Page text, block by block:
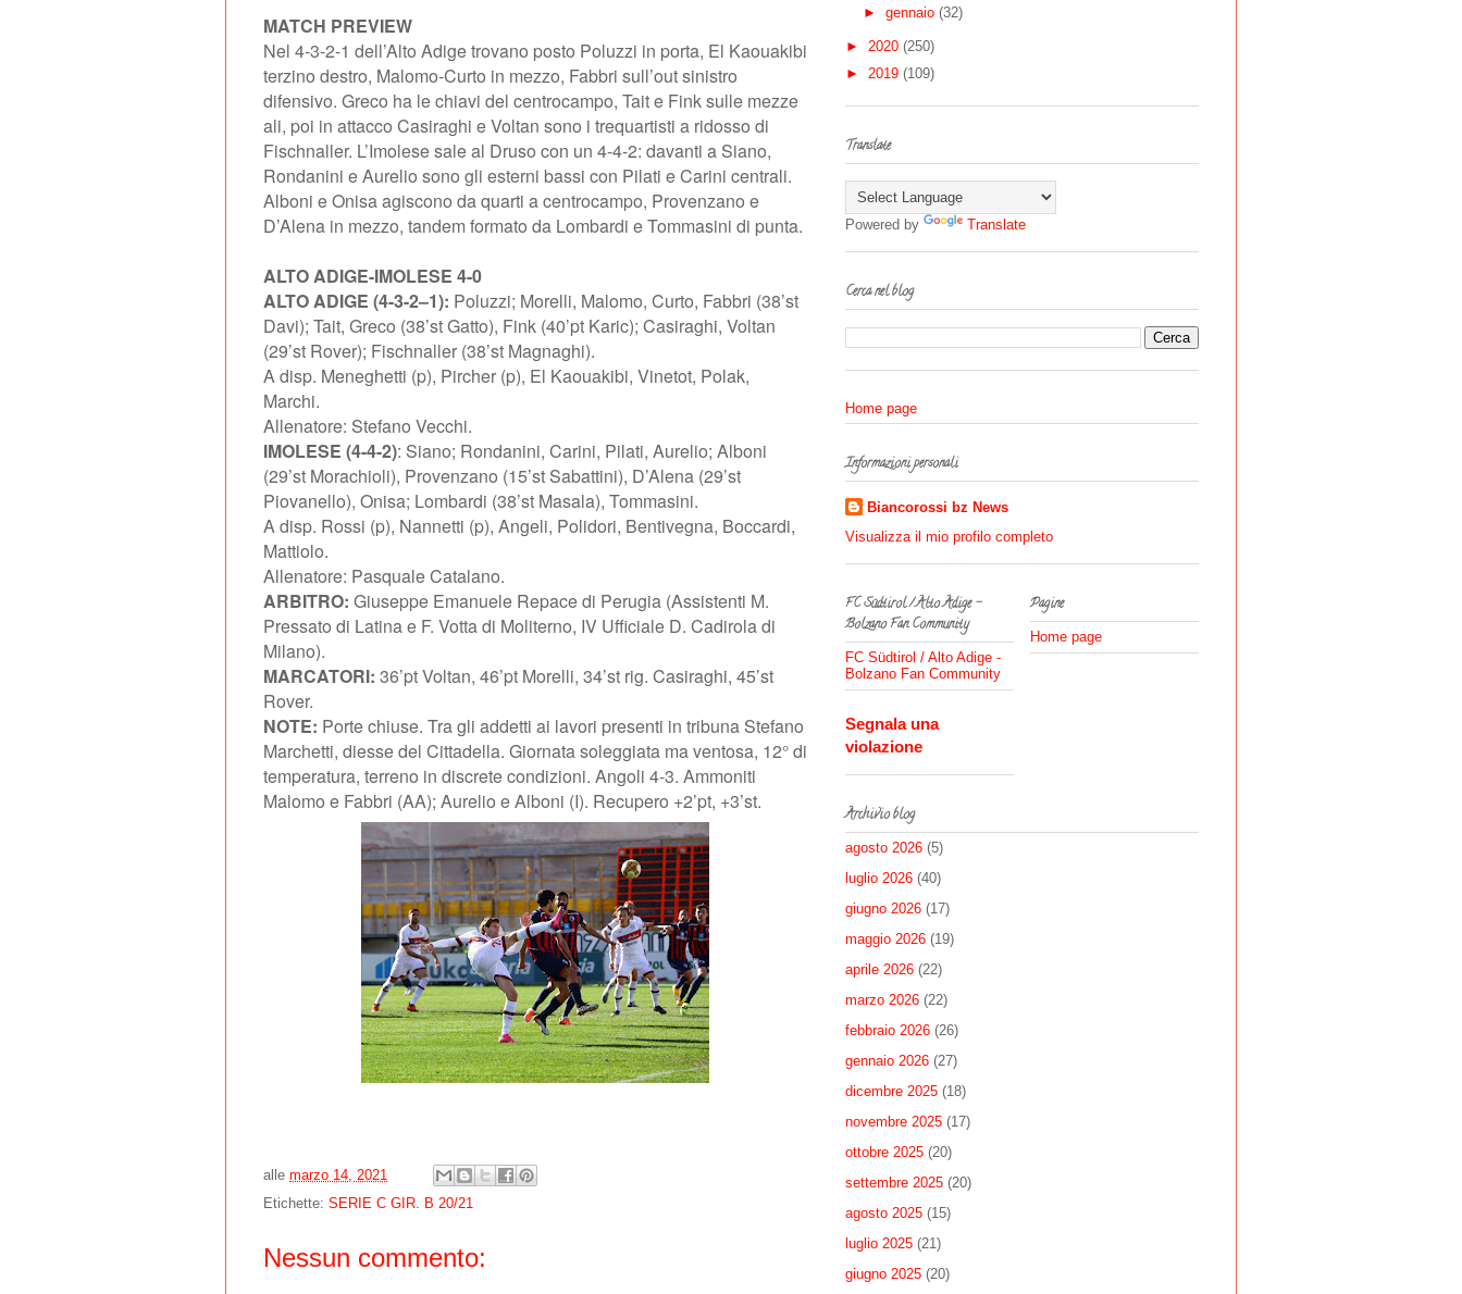
MATCH PREVIEW
Nel 4-3-2-1 dell’Alto Adige trovano posto Poluzzi in porta, El Kaouakibi
terzino destro, Malomo-Curto in mezzo, Fabbri sull’out sinistro
difensivo. Greco ha le chiavi del centrocampo, Tait e Fink sulle mezze
ali, poi in attacco Casiraghi e Voltan sono i trequartisti a ridosso di
Fischnaller. L’Imolese sale al Druso con un 4-4-2: davanti a Siano,
Rondanini e Aurelio sono gli esterni bassi con Pilati e Carini centrali.
Alboni e Onisa agiscono da quarti a centrocampo, Provenzano e
D’Alena in mezzo, tandem formato da Lombardi e Tommasini di punta.
ALTO ADIGE-IMOLESE 4-0
ALTO ADIGE (4-3-2–1): Poluzzi; Morelli, Malomo, Curto, Fabbri (38’st
Davi); Tait, Greco (38’st Gatto), Fink (40’pt Karic); Casiraghi, Voltan
(29’st Rover); Fischnaller (38’st Magnaghi).
A disp. Meneghetti (p), Pircher (p), El Kaouakibi, Vinetot, Polak,
Marchi.
Allenatore: Stefano Vecchi.
IMOLESE (4-4-2): Siano; Rondanini, Carini, Pilati, Aurelio; Alboni
(29’st Morachioli), Provenzano (15’st Sabattini), D’Alena (29’st
Piovanello), Onisa; Lombardi (38’st Masala), Tommasini.
A disp. Rossi (p), Nannetti (p), Angeli, Polidori, Bentivegna, Boccardi,
Mattiolo.
Allenatore: Pasquale Catalano.
ARBITRO: Giuseppe Emanuele Repace di Perugia (Assistenti M.
Pressato di Latina e F. Votta di Moliterno, IV Ufficiale D. Cadirola di
Milano).
MARCATORI: 36’pt Voltan, 46’pt Morelli, 34’st rig. Casiraghi, 45’st
Rover.
NOTE: Porte chiuse. Tra gli addetti ai lavori presenti in tribuna Stefano
Marchetti, diesse del Cittadella. Giornata soleggiata ma ventosa, 12° di
temperatura, terreno in discrete condizioni. Angoli 4-3. Ammoniti
Malomo e Fabbri (AA); Aurelio e Alboni (I). Recupero +2’pt, +3’st.
alle marzo 14, 2021
Etichette: SERIE C GIR. B 20/21
Nessun commento:
► gennaio (32)
► 2020 (250)
► 2019 (109)
Translate
Powered by Translate
Cerca nel blog
Home page
Informazioni personali
Biancorossi bz News
Visualizza il mio profilo completo
FC Südtirol / Alto Adige -
Bolzano Fan Community
FC Südtirol / Alto Adige -
Bolzano Fan Community
Segnala una
violazione
Pagine
Home page
Archivio blog
agosto 2026 (5)
luglio 2026 (40)
giugno 2026 (17)
maggio 2026 (19)
aprile 2026 (22)
marzo 2026 (22)
febbraio 2026 (26)
gennaio 2026 (27)
dicembre 2025 (18)
novembre 2025 (17)
ottobre 2025 (20)
settembre 2025 (20)
agosto 2025 (15)
luglio 2025 (21)
giugno 2025 (20)